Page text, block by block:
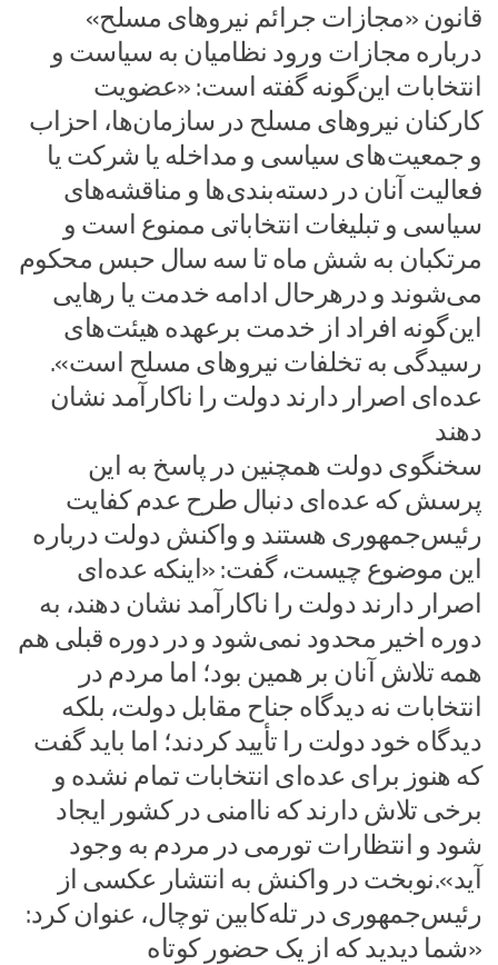
قانون «مجازات جرائم نیروهای مسلح»
درباره مجازات ورود نظامیان به سیاست و
انتخابات این‌گونه گفته است: «عضویت
کارکنان نیروهای مسلح در سازمان‌ها، احزاب
و جمعیت‌های ‌سیاسی و مداخله یا شرکت یا
فعالیت آنان در دسته‌بندی‌ها و مناقشه‌های
سیاسی و‌ تبلیغات انتخاباتی ممنوع است و
مرتکبان به شش ماه تا سه سال حبس محکوم
می‌شوند‌ و درهرحال ادامه خدمت یا رهایی
این‌گونه افراد از خدمت برعهده هیئت‌های
رسیدگی به‌ تخلفات نیروهای مسلح است».
عده‌ای اصرار دارند دولت را ناکارآمد نشان
دهند
سخنگوی دولت همچنین در پاسخ به این
پرسش که عده‌ای دنبال طرح عدم کفایت
رئیس‌جمهوری هستند و واکنش دولت درباره
این موضوع چیست، گفت: «اینکه عده‌ای
اصرار دارند دولت را ناکارآمد نشان دهند، به
دوره اخیر محدود نمی‌شود و در دوره قبلی هم
همه تلاش آنان بر همین بود؛ اما مردم در
انتخابات نه دیدگاه جناح مقابل دولت، بلکه
دیدگاه خود دولت را تأیید کردند؛ اما باید گفت
که هنوز برای عده‌ای انتخابات تمام نشده و
برخی تلاش دارند که ناامنی در کشور ایجاد
شود و انتظارات تورمی در مردم به وجود
آید».نوبخت در واکنش به انتشار عکسی از
رئیس‌جمهوری در تله‌کابین توچال، عنوان کرد:
«شما دیدید که از یک حضور کوتاه